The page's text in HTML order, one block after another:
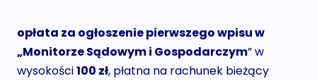
opłata za ogłoszenie pierwszego wpisu w
„Monitorze Sądowym i Gospodarczym” w
wysokości100 zł, płatna na rachunek bieżący